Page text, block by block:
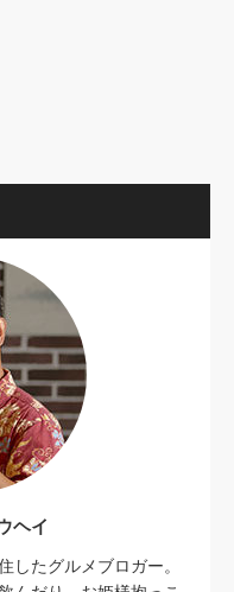
ヘイ
したグルメブロガー。